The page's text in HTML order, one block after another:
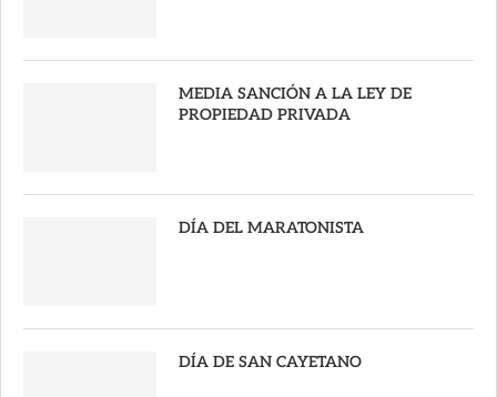
MEDIA SANCIÓN A LA LEY DE
PROPIEDAD PRIVADA
DÍA DEL MARATONISTA
DÍA DE SAN CAYETANO